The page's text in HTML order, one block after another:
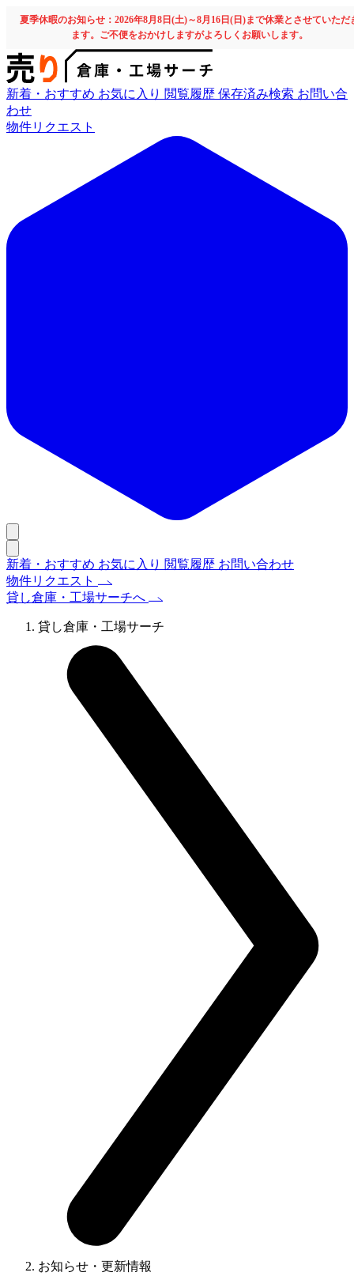
夏季休暇のお知らせ：2026年8月8日(土)～8月16日(日)まで休業とさせていただ
ます。ご不便をおかけしますがよろしくお願いします。
新着・おすすめ お気に入り 閲覧履歴 保存済み検索 お問い合
わせ
物件リクエスト
新着・おすすめ お気に入り 閲覧履歴 お問い合わせ
物件リクエスト
貸し倉庫・工場サーチへ
貸し倉庫・工場サーチ
お知らせ・更新情報